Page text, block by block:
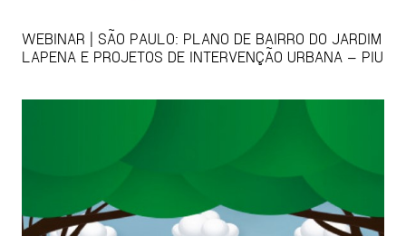
WEBINAR | SÃO PAULO: PLANO DE BAIRRO DO JARDIM
LAPENA E PROJETOS DE INTERVENÇÃO URBANA – PIU